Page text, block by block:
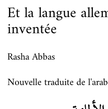
Et la langue
inventée
Rasha Abbas
Nouvelle traduite de